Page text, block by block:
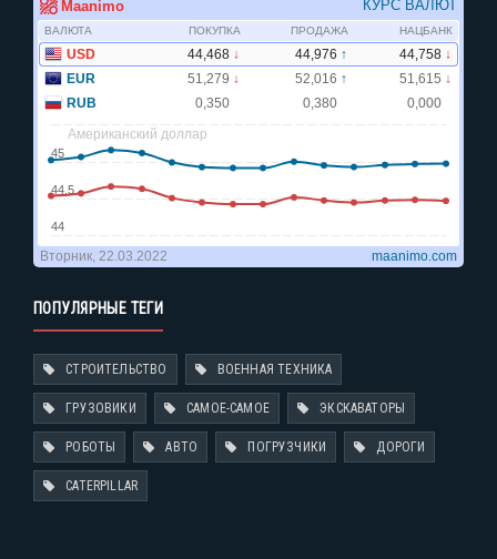
ПОПУЛЯРНЫЕ ТЕГИ
СТРОИТЕЛЬСТВО ВОЕННАЯ ТЕХНИКА
ГРУЗОВИКИ САМОЕ-САМОЕ ЭКСКАВАТОРЫ
РОБОТЫ АВТО ПОГРУЗЧИКИ ДОРОГИ
CATERPILLAR